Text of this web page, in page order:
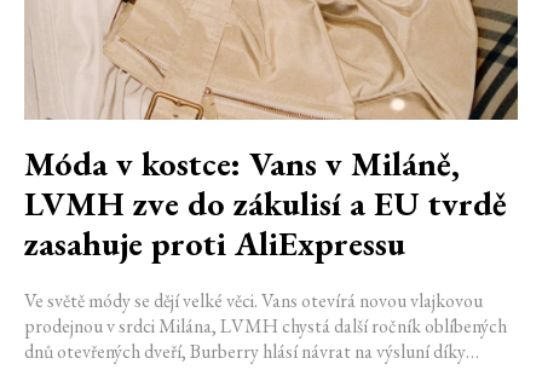
Móda v kostce: Vans v Miláně,
LVMH zve do zákulisí a EU tvrdě
zasahuje proti AliExpressu
Ve světě módy se dějí velké věci. Vans otevírá novou vlajkovou
prodejnou v srdci Milána, LVMH chystá další ročník oblíbených
dnů otevřených dveří, Burberry hlásí návrat na výsluní díky